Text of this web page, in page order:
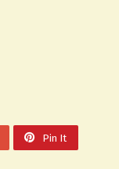
Pin It